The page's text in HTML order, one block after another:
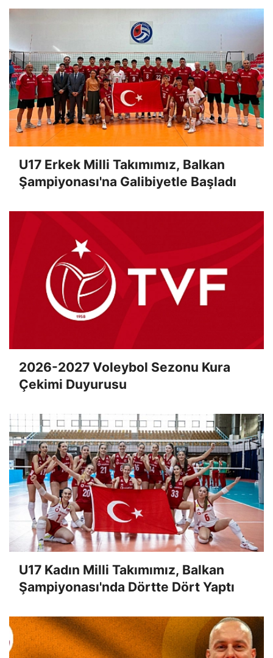
U17 Erkek Milli Takımımız, Balkan
Şampiyonası'na Galibiyetle Başladı
2026-2027 Voleybol Sezonu Kura
Çekimi Duyurusu
U17 Kadın Milli Takımımız, Balkan
Şampiyonası'nda Dörtte Dört Yaptı